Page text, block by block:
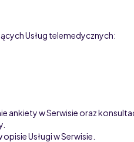
Usług telemedycznych:
ankiety w Serwisie oraz
Usługi w Serwisie.